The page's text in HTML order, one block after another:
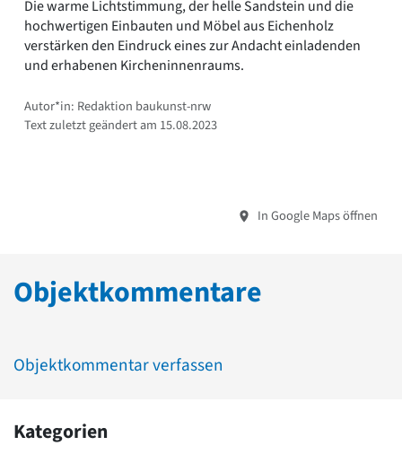
Die warme Lichtstimmung, der helle Sandstein und die
hochwertigen Einbauten und Möbel aus Eichenholz
verstärken den Eindruck eines zur Andacht einladenden
und erhabenen Kircheninnenraums.
Autor*in: Redaktion baukunst-nrw
Text zuletzt geändert am 15.08.2023
In Google Maps öffnen
Objektkommentare
Objektkommentar verfassen
Kategorien